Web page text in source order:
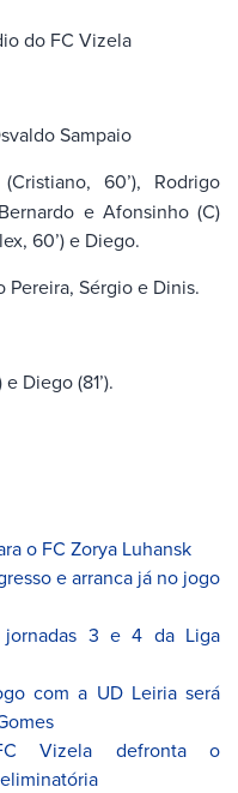
do FC Vizela
Sampaio
60’), Rodrigo
e Afonsinho (C)
60’) e Diego.
Pereira, Sérgio e Dinis.
Diego (81’).
o FC Zorya Luhansk
e arranca já no jogo
jornadas 3 e 4 da Liga
com a UD Leiria será
Vizela defronta o